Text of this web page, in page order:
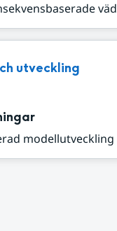
utveckling